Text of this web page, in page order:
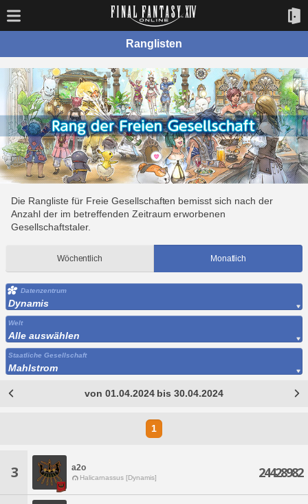
Ranglisten
Die Rangliste für Freie Gesellschaften bemisst sich nach der
Anzahl der im betreffenden Zeitraum erworbenen
Gesellschaftstaler.
Wöchentlich Monatlich
Datenzentrum
Dynamis
Welt
Alle auswählen
Staatliche Gesellschaft
Mahlstrom
von 01.04.2024 bis 30.04.2024
1
3 a2o
Halicarnassus [Dynamis] 24428982